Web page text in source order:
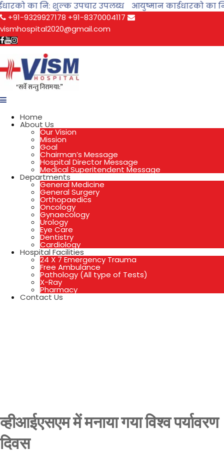
का नि: शुल्क उपचार उपलब्ध
आयुष्मान कार्डधारको का
+91-9329927178 +91-8370004117
vismhospital2020@gmail.com
Home
About Us
Our Vision
Mission
Goal
Chairman’s Message
Hospital Director Message
Medical Superitendent Message
Departments
General Medicine
General Surgery
Orthopaedics
Oncology
Gynaecology
Urology
Eye Care
Dentistry
Cardiology
Hospital Facilities
24 X 7 Emergency Trauma
Free Ambulance
Pathology (All type of Tests)
X-Ray
Pharmacy
Contact Us
व्हीआईएसएम में मनाया गया विश्व पर्यावरण
दिवस